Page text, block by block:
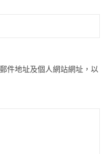
件地址及個人網站網址，以